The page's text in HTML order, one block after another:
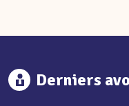
Derniers